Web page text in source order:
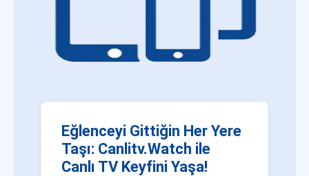
Eğlenceyi Gittiğin Her Yere
Taşı: Canlitv.Watch ile
Canlı TV Keyfini Yaşa!